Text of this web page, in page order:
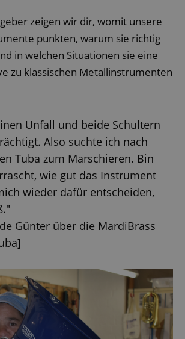
zeigen wir dir, womit unsere
punkten, warum sie richtig
in welchen Situationen sie eine
zu klassischen Metallinstrumenten
Unfall und beide Schultern
Also suchte ich nach
Tuba zum Marschieren. Bin
wie gut das Instrument
wieder dafür entscheiden,
Günter über die MardiBrass